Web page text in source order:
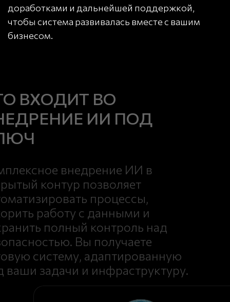
доработками и дальнейшей поддержкой,
чтобы система развивалась вместе с вашим
бизнесом.
ВХОДИТ ВО
ИИ ПОД
внедрение ИИ в
контур позволяет
процессы,
работу с данными и
полный контроль над
Вы получаете
систему, адаптированную
ваши задачи и инфраструктуру.